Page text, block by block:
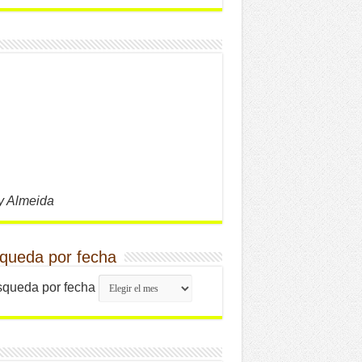
Almeida
por fecha
por fecha